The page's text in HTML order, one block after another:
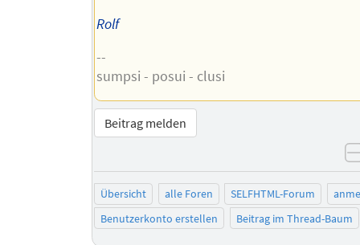
Rolf
--
sumpsi - posui - clusi
Beitrag melden
Übersicht alle Foren SELFHTML-Forum
Benutzerkonto erstellen
Beitrag im Thread-Baum